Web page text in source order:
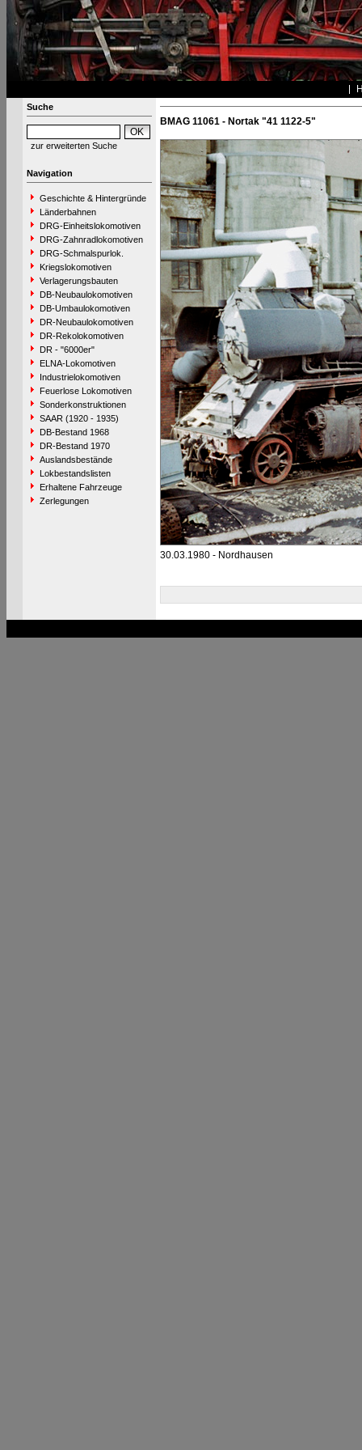
Suche
zur erweiterten Suche
Navigation
Geschichte & Hintergründe
Länderbahnen
DRG-Einheitslokomotiven
DRG-Zahnradlokomotiven
DRG-Schmalspurlok.
Kriegslokomotiven
Verlagerungsbauten
DB-Neubaulokomotiven
DB-Umbaulokomotiven
DR-Neubaulokomotiven
DR-Rekolokomotiven
DR - "6000er"
ELNA-Lokomotiven
Industrielokomotiven
Feuerlose Lokomotiven
Sonderkonstruktionen
SAAR (1920 - 1935)
DB-Bestand 1968
DR-Bestand 1970
Auslandsbestände
Lokbestandslisten
Erhaltene Fahrzeuge
Zerlegungen
BMAG 11061 - Nortak "41 1122-5"
30.03.1980 - Nordhausen